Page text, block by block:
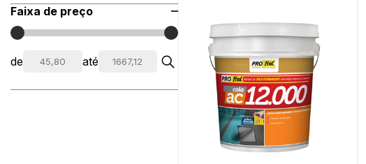
Faixa de preço
de até